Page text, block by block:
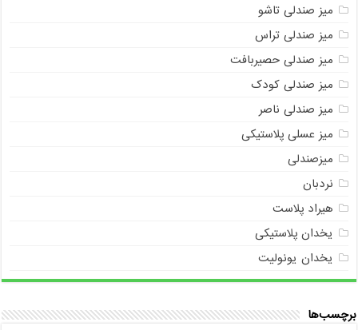
میز صندلی تاشو
میز صندلی تراس
میز صندلی حصیربافت
میز صندلی کودک
میز صندلی ناصر
میز عسلی پلاستیکی
میزصندلی
نردبان
هیراد پلاست
یخدان پلاستیکی
یخدان یونولیت
برچسب‌ها